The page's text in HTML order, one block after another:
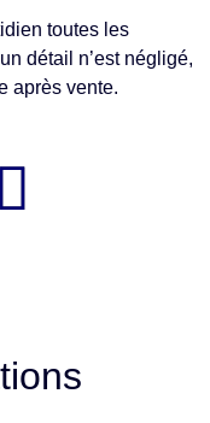
toutes les
détail n’est négligé,
après vente.
